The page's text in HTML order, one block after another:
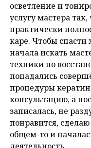
осветление и
услугу мастера
практически
каре. Чтобы спасти
начала искать
техники по
попадались
процедуры
консультацию, а
записалась, не
понравится,
общем-то и